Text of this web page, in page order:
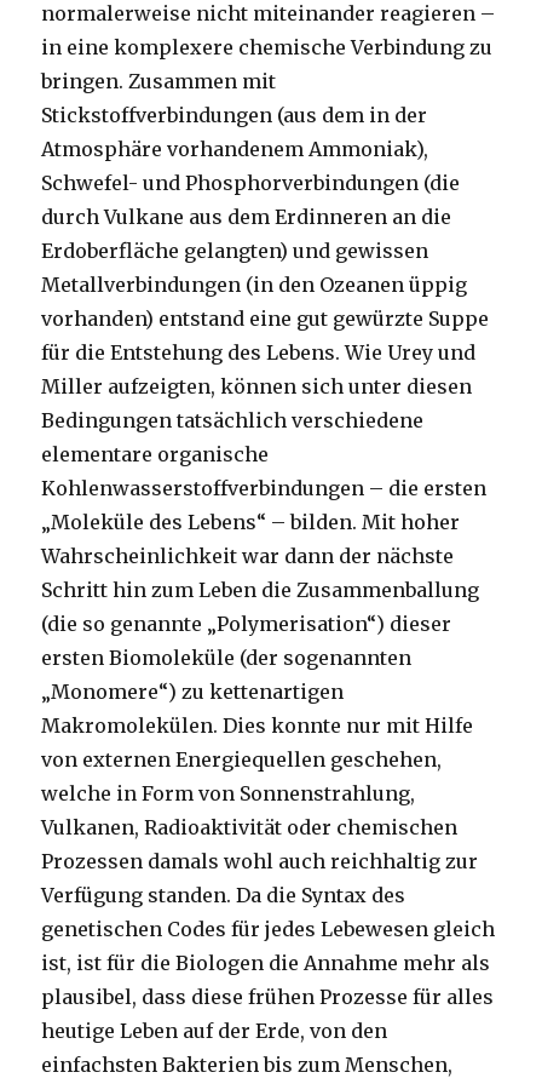
normalerweise nicht miteinander reagieren –
in eine komplexere chemische Verbindung zu
bringen. Zusammen mit
Stickstoffverbindungen (aus dem in der
Atmosphäre vorhandenem Ammoniak),
Schwefel- und Phosphorverbindungen (die
durch Vulkane aus dem Erdinneren an die
Erdoberfläche gelangten) und gewissen
Metallverbindungen (in den Ozeanen üppig
vorhanden) entstand eine gut gewürzte Suppe
für die Entstehung des Lebens. Wie Urey und
Miller aufzeigten, können sich unter diesen
Bedingungen tatsächlich verschiedene
elementare organische
Kohlenwasserstoffverbindungen – die ersten
„Moleküle des Lebens“ – bilden. Mit hoher
Wahrscheinlichkeit war dann der nächste
Schritt hin zum Leben die Zusammenballung
(die so genannte „Polymerisation“) dieser
ersten Biomoleküle (der sogenannten
„Monomere“) zu kettenartigen
Makromolekülen. Dies konnte nur mit Hilfe
von externen Energiequellen geschehen,
welche in Form von Sonnenstrahlung,
Vulkanen, Radioaktivität oder chemischen
Prozessen damals wohl auch reichhaltig zur
Verfügung standen. Da die Syntax des
genetischen Codes für jedes Lebewesen gleich
ist, ist für die Biologen die Annahme mehr als
plausibel, dass diese frühen Prozesse für alles
heutige Leben auf der Erde, von den
einfachsten Bakterien bis zum Menschen,